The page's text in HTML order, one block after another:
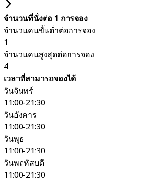
จำนวนที่นั่งต่อ 1 การจอง
จำนวนคนขั้นต่ำต่อการจอง
1
จำนวนคนสูงสุดต่อการจอง
4
เวลาที่สามารถจองได้
วันจันทร์
11:00-21:30
วันอังคาร
11:00-21:30
วันพุธ
11:00-21:30
วันพฤหัสบดี
11:00-21:30